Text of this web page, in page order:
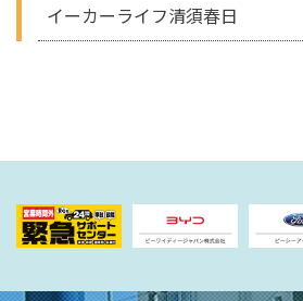
イーカーライフ清須春日